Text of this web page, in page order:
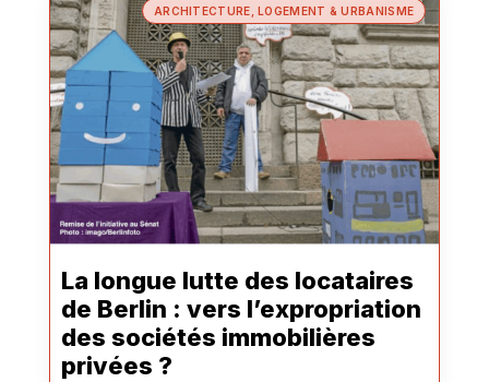
ARCHITECTURE, LOGEMENT & URBANISME
La longue lutte des locataires
de Berlin : vers l’expropriation
des sociétés immobilières
privées ?